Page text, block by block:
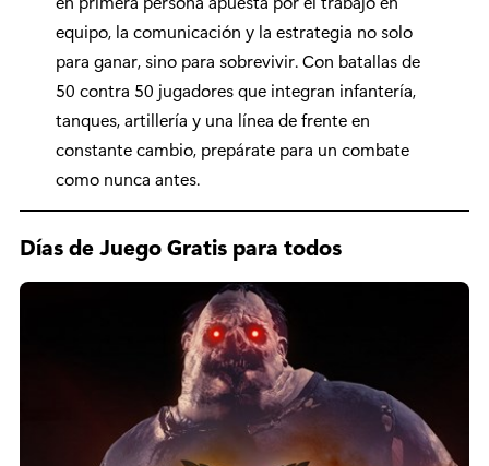
equipo, la comunicación y la estrategia no solo
para ganar, sino para sobrevivir. Con batallas de
50 contra 50 jugadores que integran infantería,
tanques, artillería y una línea de frente en
constante cambio, prepárate para un combate
como nunca antes.
Días de Juego Gratis para todos